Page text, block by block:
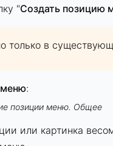
"Создать позицию
в
меню:
позиции меню. Общее
или картинка